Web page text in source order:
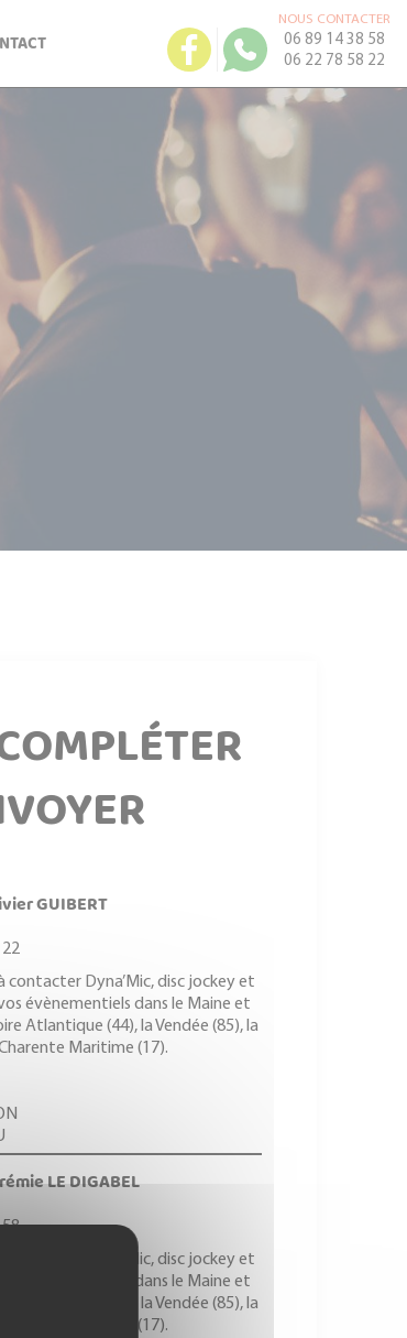
NOUS CONTACTER
06 89 14 38 58
06 22 78 58 22
GUIBERT
22
contacter Dyna’Mic, disc jockey et
évènementiels dans le Maine et
Atlantique (44), la Vendée (85), la
Maritime (17).
LE DIGABEL
58
à contacter Dyna’Mic, disc jockey et
évènementiels dans le Maine et
Atlantique (44), la Vendée (85), la
Charente Maritime (17).